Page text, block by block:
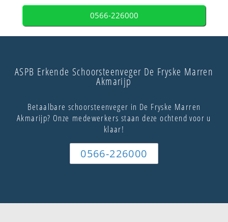
0566-226000
ASPB Erkende Schoorsteenveger De Fryske Marren
Akmarijp
Betaalbare schoorsteenveger in De Fryske Marren
Akmarijp? Onze medewerkers staan deze ochtend voor u
klaar!
0566-226000